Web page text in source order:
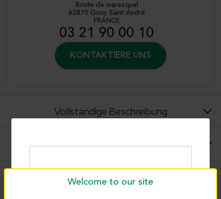
Route de maresquel
62870 Gouy Saint André
FRANCE
03 21 90 00 10
KONTAKTIERE UNS
Vollständige Beschreibung
Hinweise zur Verwendung und Anwendungen
Welcome to our site